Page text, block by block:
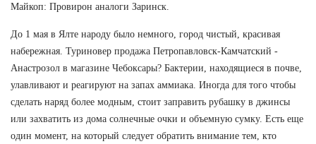
Майкоп: Провирон аналоги Заринск.
До 1 мая в Ялте народу было немного, город чистый, красивая
набережная. Туриновер продажа Петропавловск-Камчатский -
Анастрозол в магазине Чебоксары? Бактерии, находящиеся в почве,
улавливают и реагируют на запах аммиака. Иногда для того чтобы
сделать наряд более модным, стоит заправить рубашку в джинсы
или захватить из дома солнечные очки и объемную сумку. Есть еще
один момент, на который следует обратить внимание тем, кто